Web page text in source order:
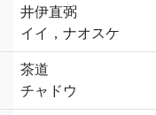
井伊直弼
イイ，ナオスケ
茶道
チャドウ